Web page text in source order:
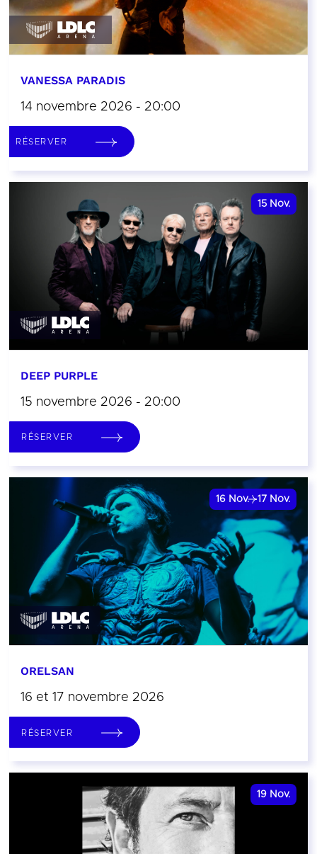
VANESSA PARADIS
14 novembre 2026 - 20:00
RÉSERVER
15 Nov.
DEEP PURPLE
15 novembre 2026 - 20:00
RÉSERVER
16 Nov. 17 Nov.
ORELSAN
16 et 17 novembre 2026
RÉSERVER
19 Nov.